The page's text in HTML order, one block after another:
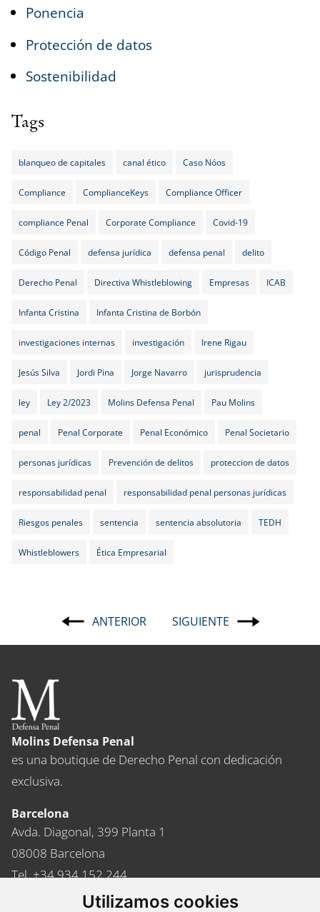
Utilizamos cookies
Ponencia
Protección de datos
Sostenibilidad
Tags
blanqueo de capitales canal ético Caso Nóos
Compliance ComplianceKeys Compliance Officer
compliance Penal Corporate Compliance Covid-19
Código Penal defensa jurídica defensa penal delito
Derecho Penal Directiva Whistleblowing Empresas ICAB
Infanta Cristina Infanta Cristina de Borbón
investigaciones internas investigación Irene Rigau
Jesús Silva Jordi Pina Jorge Navarro jurisprudencia
ley Ley 2/2023 Molins Defensa Penal Pau Molins
penal Penal Corporate Penal Económico Penal Societario
personas jurídicas Prevención de delitos proteccion de datos
responsabilidad penal responsabilidad penal personas jurídicas
Riesgos penales sentencia sentencia absolutoria TEDH
Whistleblowers Ética Empresarial
Navegación
de
ANTERIOR SIGUIENTE
Molins Defensa Penal
es una boutique de Derecho Penal con dedicación
exclusiva.
Barcelona
Avda. Diagonal, 399 Planta 1
08008 Barcelona
Tel. +34 934 152 244
Fax. +34 934 160 693